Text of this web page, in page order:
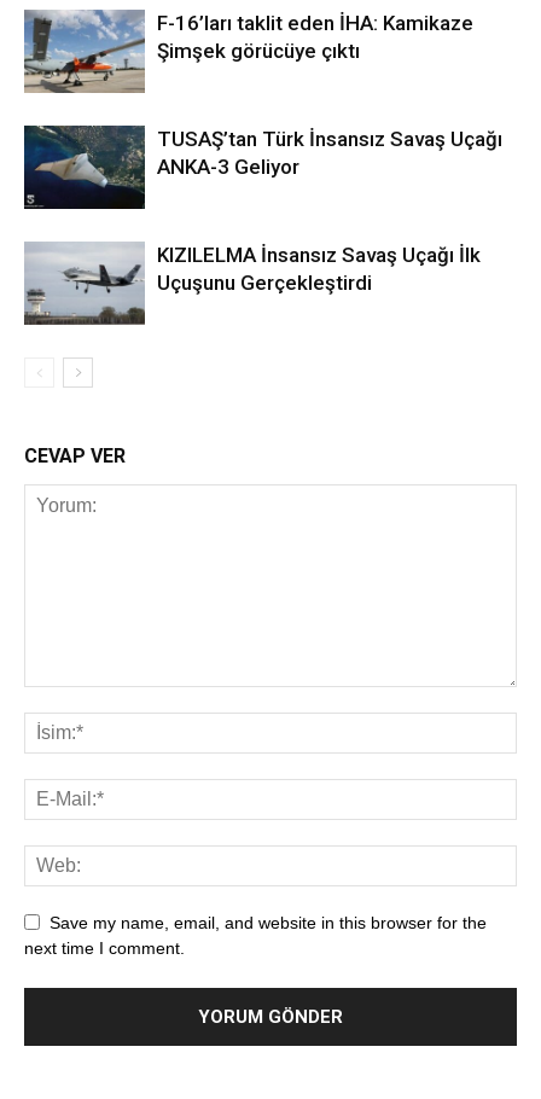
F-16’ları taklit eden İHA: Kamikaze
Şimşek görücüye çıktı
TUSAŞ’tan Türk İnsansız Savaş Uçağı
ANKA-3 Geliyor
KIZILELMA İnsansız Savaş Uçağı İlk
Uçuşunu Gerçekleştirdi
CEVAP VER
Save my name, email, and website in this browser for the
next time I comment.